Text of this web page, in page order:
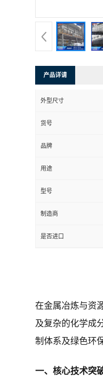
产品详请
外型尺寸
货号
品牌
用途
型号
制造商
是否进口
在金属冶炼与资
及复杂的化学成
制体系及绿色环
一、核心技术突